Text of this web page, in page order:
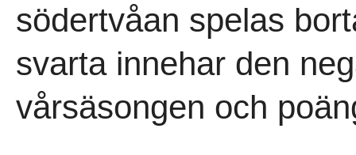
södertvåan spelas
svarta innehar den
vårsäsongen och